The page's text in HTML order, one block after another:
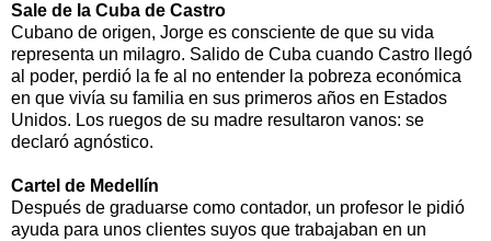
Sale de la Cuba de Castro
Cubano de origen, Jorge es consciente de que su vida
representa un milagro. Salido de Cuba cuando Castro llegó
al poder, perdió la fe al no entender la pobreza económica
en que vivía su familia en sus primeros años en Estados
Unidos. Los ruegos de su madre resultaron vanos: se
declaró agnóstico.
Cartel de Medellín
Después de graduarse como contador, un profesor le pidió
ayuda para unos clientes suyos que trabajaban en un